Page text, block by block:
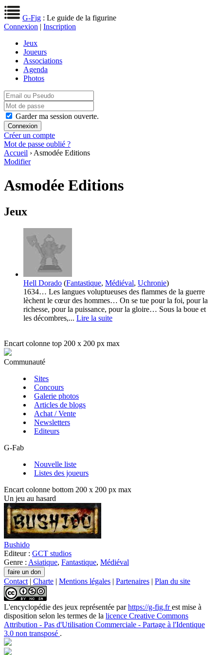
G-Fig : Le guide de la figurine
Connexion | Inscription
Jeux
Joueurs
Associations
Agenda
Photos
Garder ma session ouverte.
Créer un compte
Mot de passe oublié ?
Accueil › Asmodée Editions
Modifier
Asmodée Editions
Jeux
Hell Dorado (Fantastique, Médiéval, Uchronie)
1634… Les langues voluptueuses des flammes de la guerre
lèchent le cœur des hommes… On se tue pour la foi, pour la
richesse, pour la puissance, pour la gloire… Sous la boue et
les décombres,... Lire la suite
Encart colonne top 200 x 200 px max
Communauté
Sites
Concours
Galerie photos
Articles de blogs
Achat / Vente
Newsletters
Editeurs
G-Fab
Nouvelle liste
Listes des joueurs
Encart colonne bottom 200 x 200 px max
Un jeu au hasard
Bushido
Editeur : GCT studios
Genre : Asiatique, Fantastique, Médiéval
Contact | Charte | Mentions légales | Partenaires | Plan du site
L'encyclopédie des jeux représentée parhttps://g-fig.frest mise à
disposition selon les termes de la licence Creative Commons
Attribution - Pas d'Utilisation Commerciale - Partage à l'Identique
3.0 non transposé .